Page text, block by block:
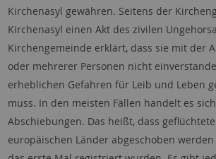
Kirchenasyl gewähren. Seitens der
Kirchenasyl einen Akt des zivilen
Kirchengemeinde erklärt, dass sie mit der
oder mehrerer Personen nicht
erheblichen Gefahren für Leib und Leben
muss. In den meisten Fällen handelt es
Abschiebungen. Das heißt, dass
europäischen Länder abgeschoben